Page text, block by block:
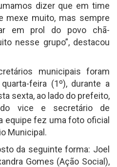
dizer que em time
mexe muito, mas sempre
em prol do povo chã-
nesse grupo”, destacou
municipais foram
feira (1º), durante a
sexta, ao lado do prefeito,
do vice e secretário de
equipe fez uma foto oficial
Municipal.
da seguinte forma: Joel
Gomes (Ação Social),